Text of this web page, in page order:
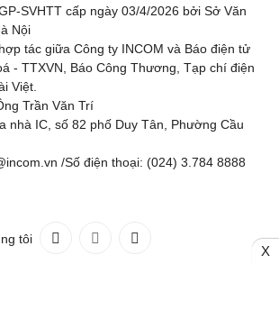
SVHTT cấp ngày 03/4/2026 bởi Sở Văn
Nội
tác giữa Công ty INCOM và Báo điện tử
- TTXVN, Báo Công Thương, Tạp chí điện
Việt.
Trần Văn Trí
nhà IC, số 82 phố Duy Tân, Phường Cầu
/Số điện thoại: (024) 3.784 8888
tôi
X